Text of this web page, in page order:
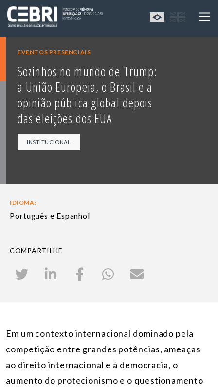
EVENTOS PRESENCIAIS
Sozinhos no mundo de Trump:
a União Europeia, o Brasil e a
opinião pública global depois
das eleições dos EUA
INSTITUCIONAL
IDIOMA:
Português e Espanhol
COMPARTILHE
Em um contexto internacional dominado pela
competição entre grandes potências, ameaças
ao direito internacional e à democracia, o
aumento do protecionismo e o questionamento